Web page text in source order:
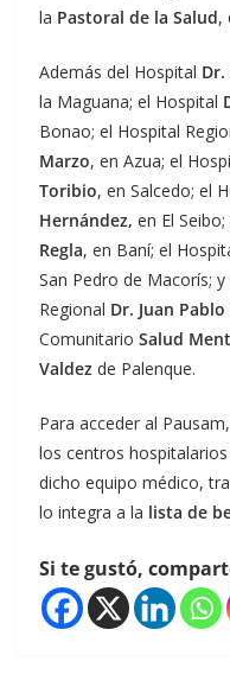
la Pastoral de la Salud,
Además del Hospital
la Maguana; el Hospital
Bonao; el Hospital
Marzo, en Azua; el
Toribio, en Salcedo; el
Hernández, en El
Regla, en Baní; el
San Pedro de Macorís;
Regional Dr. Juan Pablo
ComunitarioSalud
Valdez de Palenque.
Para acceder al
los centros
dicho equipo médico,
lo integra a la lista de
Si te gustó,